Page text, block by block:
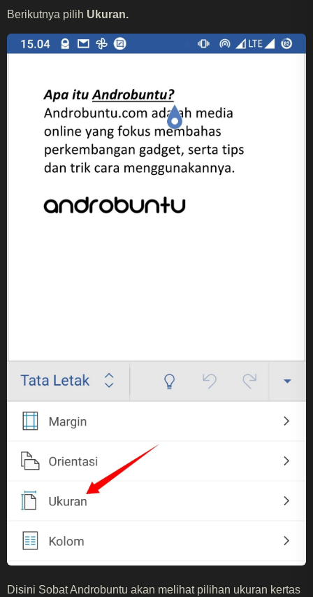
Berikutnya pilih Ukuran.
Disini Sobat Androbuntu akan melihat pilihan ukuran kertas